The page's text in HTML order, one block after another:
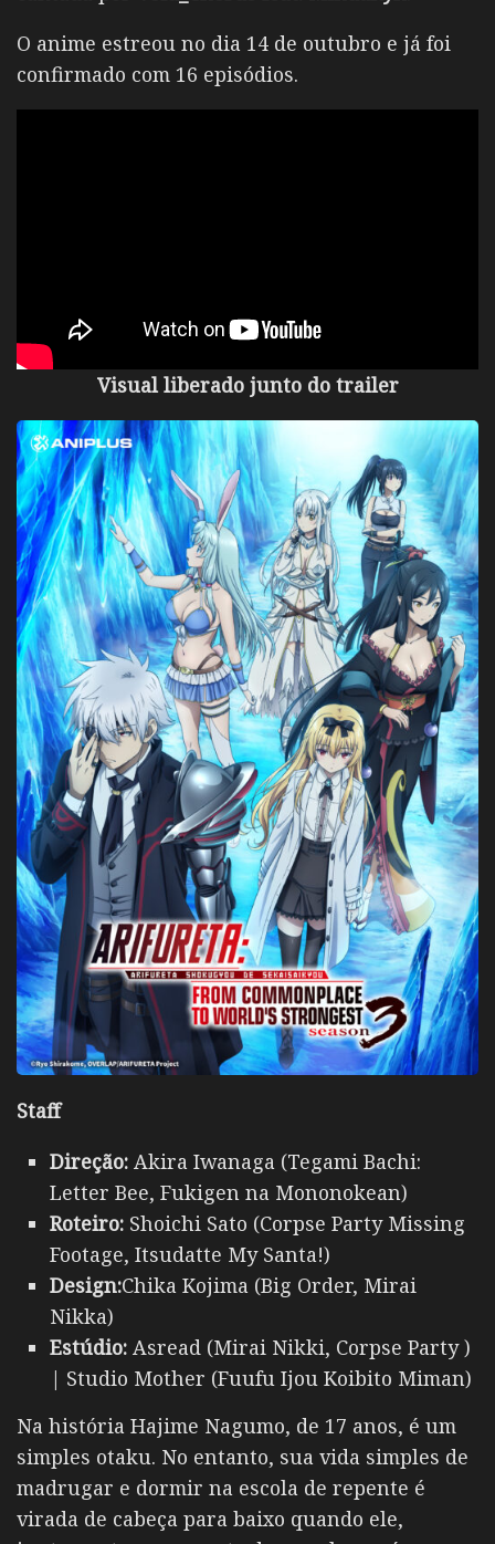
O anime estreou no dia 14 de outubro e já foi
confirmado com 16 episódios.
Visual liberado junto do trailer
Staff
Direção: Akira Iwanaga (Tegami Bachi:
Letter Bee, Fukigen na Mononokean)
Roteiro: Shoichi Sato (Corpse Party Missing
Footage, Itsudatte My Santa!)
Design:Chika Kojima (Big Order, Mirai
Nikka)
Estúdio: Asread (Mirai Nikki, Corpse Party )
| Studio Mother (Fuufu Ijou Koibito Miman)
Na história Hajime Nagumo, de 17 anos, é um
simples otaku. No entanto, sua vida simples de
madrugar e dormir na escola de repente é
virada de cabeça para baixo quando ele,